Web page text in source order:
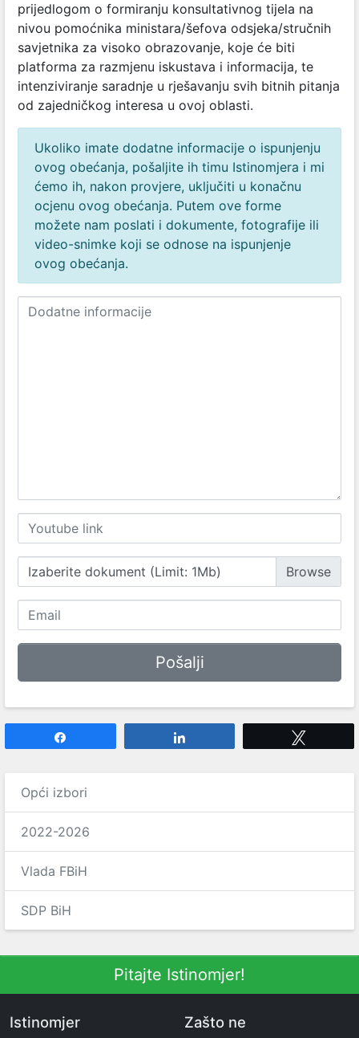
prijedlogom o formiranju konsultativnog tijela na
nivou pomoćnika ministara/šefova odsjeka/stručnih
savjetnika za visoko obrazovanje, koje će biti
platforma za razmjenu iskustava i informacija, te
intenziviranje saradnje u rješavanju svih bitnih pitanja
od zajedničkog interesa u ovoj oblasti.
Ukoliko imate dodatne informacije o ispunjenju
ovog obećanja, pošaljite ih timu Istinomjera i mi
ćemo ih, nakon provjere, uključiti u konačnu
ocjenu ovog obećanja. Putem ove forme
možete nam poslati i dokumente, fotografije ili
video-snimke koji se odnose na ispunjenje
ovog obećanja.
Izaberite dokument (Limit: 1Mb)
Opći izbori
2022-2026
Vlada FBiH
SDP BiH
Pitajte Istinomjer!
Istinomjer Zašto ne